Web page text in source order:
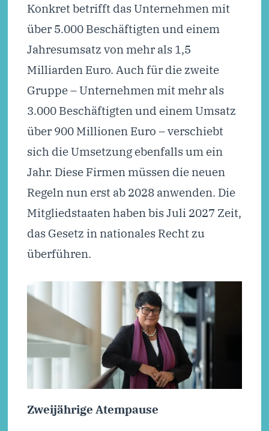
Konkret betrifft das Unternehmen mit
über 5.000 Beschäftigten und einem
Jahresumsatz von mehr als 1,5
Milliarden Euro. Auch für die zweite
Gruppe – Unternehmen mit mehr als
3.000 Beschäftigten und einem Umsatz
über 900 Millionen Euro – verschiebt
sich die Umsetzung ebenfalls um ein
Jahr. Diese Firmen müssen die neuen
Regeln nun erst ab 2028 anwenden. Die
Mitgliedstaaten haben bis Juli 2027 Zeit,
das Gesetz in nationales Recht zu
überführen.
Zweijährige Atempause